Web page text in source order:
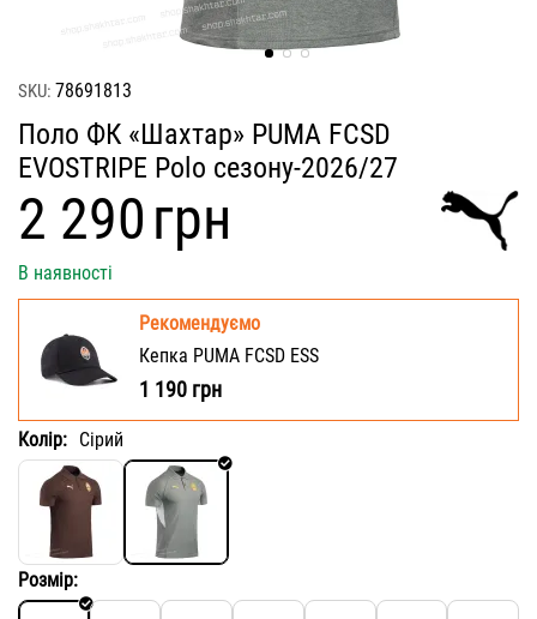
SKU: 78691813
Поло ФК «Шахтар» PUMA FCSD
EVOSTRIPE Polo сезону-2026/27
‍2 290‍грн
В наявності
Рекомендуємо
Кепка PUMA FCSD ESS
1 190 грн
Колір: Сірий
Розмір: